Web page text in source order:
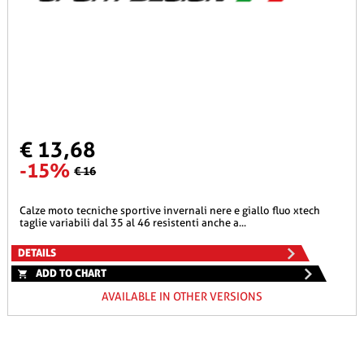
€ 13,68
-15% € 16
calze moto tecniche sportive invernali nere e giallo fluo xtech
taglie variabili dal 35 al 46 resistenti anche a...
DETAILS
ADD TO CHART
AVAILABLE IN OTHER VERSIONS